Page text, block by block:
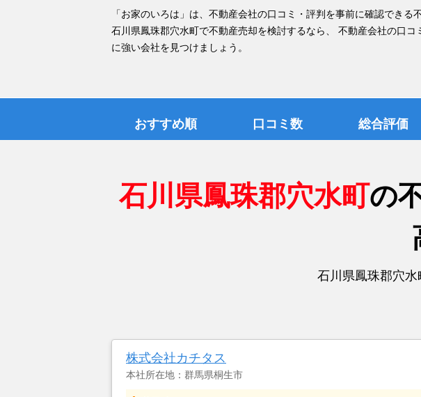
「お家のいろは」は、不動産会社の口コミ・評判を事前に確認できる
石川県鳳珠郡穴水町で不動産売却を検討するなら、 不動産会社の口
に強い会社を見つけましょう。
おすすめ順 口コミ数 総合評価
石川県鳳珠郡穴水町の
石川県鳳珠郡穴
株式会社カチタス
本社所在地：群馬県桐生市